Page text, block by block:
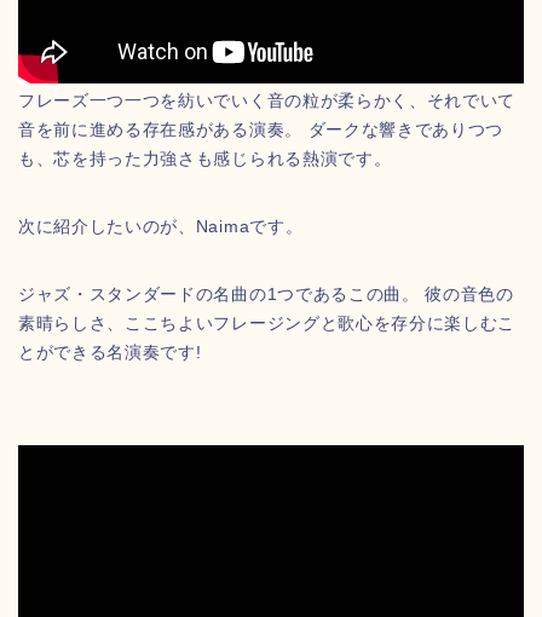
フレーズ一つ一つを紡いでいく音の粒が柔らかく、それでいて
音を前に進める存在感がある演奏。 ダークな響きでありつつ
も、芯を持った力強さも感じられる熱演です。
次に紹介したいのが、Naimaです。
ジャズ・スタンダードの名曲の1つであるこの曲。 彼の音色の
素晴らしさ、ここちよいフレージングと歌心を存分に楽しむこ
とができる名演奏です!